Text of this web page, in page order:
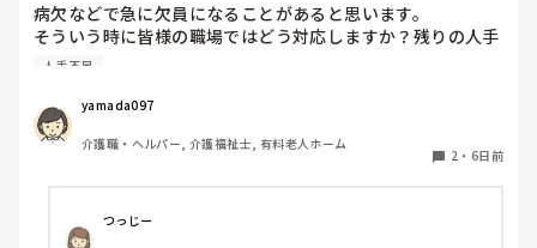
病欠などで急に欠員になることがあると思います。
そういう時に皆様の職場ではどう対応しますか？残りの人手
でやりくりするか、休みの人に出てもらうかになると思いま
の夜勤欠の場合は休みの人に休出の許可もらうまで残りのメ
ンバーで23時くらいまで残ってもらうとかでした。
人手不足
yamada097
介護職・ヘルパー, 介護福祉士, 有料老人ホーム
2 ・ 6日前
つっじー